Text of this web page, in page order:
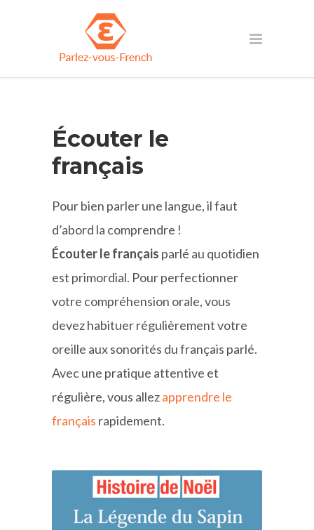
Écouter le
français
Pour bien parler une langue, il faut
d’abord la comprendre !
Écouter le français parlé au quotidien
est primordial. Pour perfectionner
votre compréhension orale, vous
devez habituer régulièrement votre
oreille aux sonorités du français parlé.
Avec une pratique attentive et
régulière, vous allezapprendre le
français rapidement.